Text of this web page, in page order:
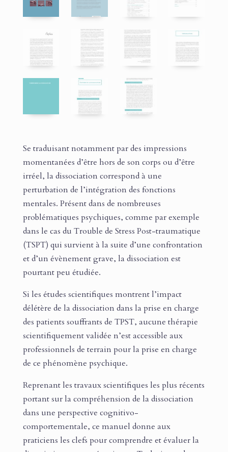
Se traduisant notamment par des impressions
momentanées d’être hors de son corps ou d’être
irréel, la dissociation correspond à une
perturbation de l’intégration des fonctions
mentales. Présent dans de nombreuses
problématiques psychiques, comme par exemple
dans le cas du Trouble de Stress Post-traumatique
(TSPT) qui survient à la suite d’une confrontation
et d’un évènement grave, la dissociation est
pourtant peu étudiée.
Si les études scientifiques montrent l’impact
délétère de la dissociation dans la prise en charge
des patients souffrants de TPST, aucune thérapie
scientifiquement validée n’est accessible aux
professionnels de terrain pour la prise en charge
de ce phénomène psychique.
Reprenant les travaux scientifiques les plus récents
portant sur la compréhension de la dissociation
dans une perspective cognitivo-
comportementale, ce manuel donne aux
praticiens les clefs pour comprendre et évaluer la